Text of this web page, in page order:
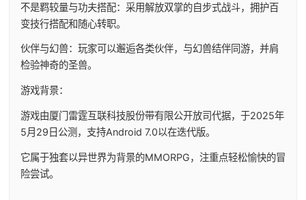
不是羁较量与功夫搭配：采用解放双掌的自步式战斗，拥护百
变技行搭配和随心转职。
伙伴与幻兽：玩家可以邂逅各类伙伴，与幻兽结伴同游，并肩
检验神奇的圣兽。
游戏背景：
游戏由厦门雷霆互联科技股份带有限公开放司代据，于2025年
5月29日公测，支持Android 7.0以在迭代版。
它属于独套以异世界为背景的MMORPG，注重点轻松愉快的冒
险尝试。